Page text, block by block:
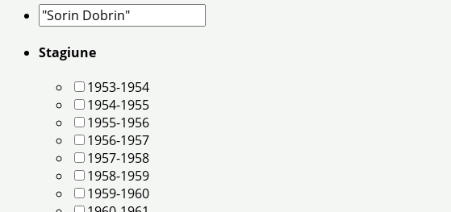
Stagiune
1953-1954
1954-1955
1955-1956
1956-1957
1957-1958
1958-1959
1959-1960